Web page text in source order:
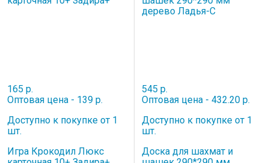
165 р.
Оптовая цена - 139 р.
Доступно к покупке от 1
шт.
Игра Крокодил Люкс
545 р.
Оптовая цена - 432.20 р.
Доступно к покупке от 1
шт.
Доска для шахмат и